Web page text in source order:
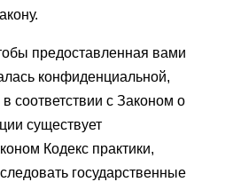
предоставленная вами
конфиденциальной,
соответствии с Законом о
существует
Кодекс практики,
государственные